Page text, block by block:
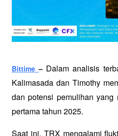
Bittime – Dalam analisis
Kalimasada dan Timothy
dan potensi pemulihan
pertama tahun 2025.
Saat ini, TRX mengalami